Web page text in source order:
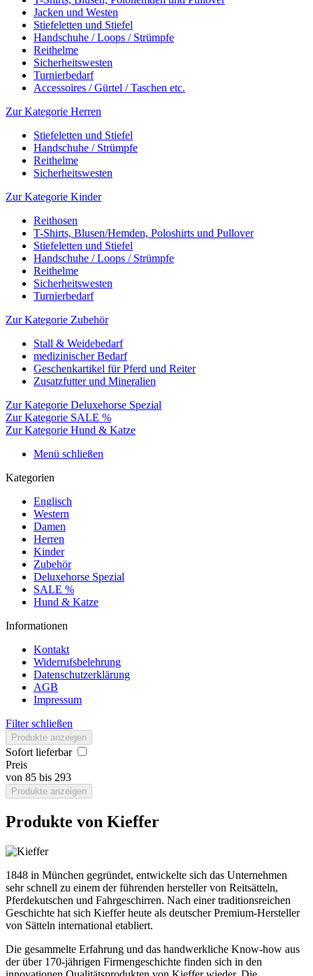
Jacken und Westen
Stiefeletten und Stiefel
Handschuhe / Loops / Strümpfe
Reithelme
Sicherheitswesten
Turnierbedarf
Accessoires / Gürtel / Taschen etc.
Zur Kategorie Herren
Stiefeletten und Stiefel
Handschuhe / Strümpfe
Reithelme
Sicherheitswesten
Zur Kategorie Kinder
Reithosen
T-Shirts, Blusen/Hemden, Poloshirts und Pullover
Stiefeletten und Stiefel
Handschuhe / Loops / Strümpfe
Reithelme
Sicherheitswesten
Turnierbedarf
Zur Kategorie Zubehör
Stall & Weidebedarf
medizinischer Bedarf
Geschenkartikel für Pferd und Reiter
Zusatzfutter und Mineralien
Zur Kategorie Deluxehorse Spezial
Zur Kategorie SALE %
Zur Kategorie Hund & Katze
Menü schließen
Kategorien
Englisch
Western
Damen
Herren
Kinder
Zubehör
Deluxehorse Spezial
SALE %
Hund & Katze
Informationen
Kontakt
Widerrufsbelehrung
Datenschutzerklärung
AGB
Impressum
Filter schließen
Produkte anzeigen
Sofort lieferbar
Preis
von 85 bis 293
Produkte anzeigen
Produkte von Kieffer
1848 in München gegründet, entwickelte sich das Unternehmen
sehr schnell zu einem der führenden hersteller von Reitsätteln,
Pferdekutschen und Fahrgeschirren. Nach einer traditionsreichen
Geschichte hat sich Kieffer heute als deutscher Premium-Hersteller
von Sätteln international etabliert.
Die gesammelte Erfahrung und das handwerkliche Know-how aus
der über 170-jährigen Firmengeschichte finden sich in den